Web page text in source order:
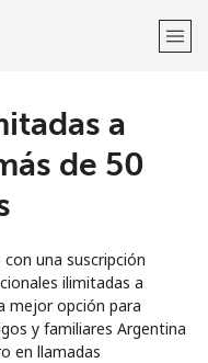
a
de 50
una suscripción
ilimitadas a
mejor opción para
y familiares Argentina
en llamadas